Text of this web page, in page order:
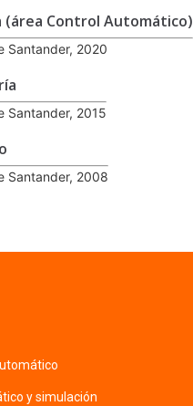
(área Control Automático)
Santander, 2020
Santander, 2015
Santander, 2008
y simulación